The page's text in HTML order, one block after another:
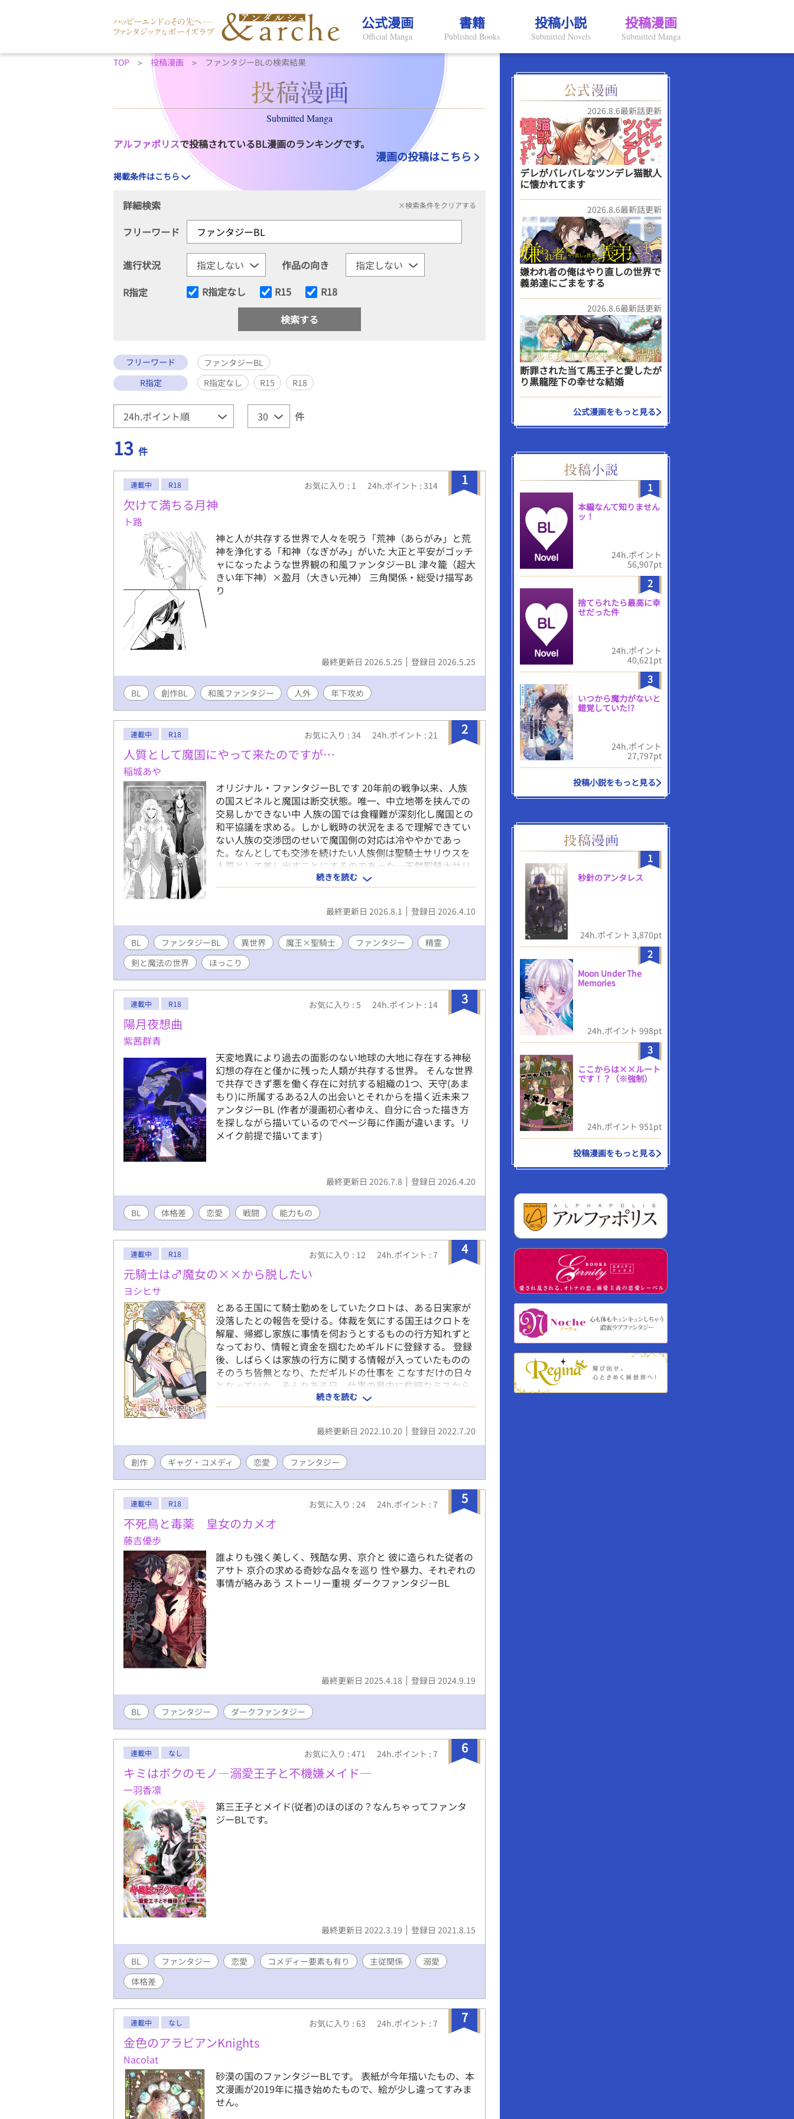
公式漫画
Official Manga
書籍
Published Books
投稿小説
Submitted Novels
投稿漫画
Submitted Manga
TOP 投稿漫画 ファンタジーBLの検索結果
Submitted Manga
アルファポリスで投稿されているBL漫画のランキングです。
漫画の投稿はこちら
掲載条件はこちら
詳細検索 ×検索条件をクリアする
フリーワード
進行状況
作品の向き
R指定
R指定なし R15 R18
フリーワード
ファンタジーBL
R指定
R指定なし R15 R18
件
13 件
1
連載中 R18 お気に入り : 1 24h.ポイント : 314
欠けて満ちる月神
ト路
神と人が共存する世界で人々を呪う「荒神（あらがみ」と荒
神を浄化する「和神（なぎがみ」がいた 大正と平安がゴッチ
ャになったような世界観の和風ファンタジーBL 津々籠（超大
きい年下神）×盈月（大きい元神） 三角関係・総受け描写あ
り
最終更新日 2026.5.25 登録日 2026.5.25
BL 創作BL 和風ファンタジー 人外 年下攻め
2
連載中 R18 お気に入り : 34 24h.ポイント : 21
人質として魔国にやって来たのですが…
稲城あや
オリジナル・ファンタジーBLです 20年前の戦争以来、人族
の国スピネルと魔国は断交状態。唯一、中立地帯を挟んでの
交易しかできない中 人族の国では食糧難が深刻化し魔国との
和平協議を求める。しかし戦時の状況をまるで理解できてい
ない人族の交渉団のせいで魔国側の対応は冷ややかであっ
た。なんとしても交渉を続けたい人族側は聖騎士サリウスを
人質として差し出すことにするのであった…天然聖騎士サリ
ウスと訳あり魔王アルバスの物語 魔王×聖騎士です
続きを読む
最終更新日 2026.8.1 登録日 2026.4.10
BL ファンタジーBL 異世界 魔王×聖騎士 ファンタジー
精霊
剣と魔法の世界
ほっこり
3
連載中 R18 お気に入り : 5 24h.ポイント : 14
陽月夜想曲
紫茜群青
天変地異により過去の面影のない地球の大地に存在する神秘
幻想の存在と僅かに残った人類が共存する世界。 そんな世界
で共存できず悪を働く存在に対抗する組織の1つ、天守(あま
もり)に所属するある2人の出会いとそれからを描く近未来フ
ァンタジーBL (作者が漫画初心者ゆえ、自分に合った描き方
を探しながら描いているのでページ毎に作画が違います。リ
メイク前提で描いてます)
最終更新日 2026.7.8 登録日 2026.4.20
BL 体格差 恋愛 戦闘 能力もの
4
連載中 R18 お気に入り : 12 24h.ポイント : 7
元騎士は♂魔女の××から脱したい
ヨシヒサ
とある王国にて騎士勤めをしていたクロトは、ある日実家が
没落したとの報告を受ける。体裁を気にする国王はクロトを
解雇、帰郷し家族に事情を伺おうとするものの行方知れずと
なっており、情報と資金を掴むためギルドに登録する。 登録
後、しばらくは家族の行方に関する情報が入っていたものの
そのうち皆無となり、ただギルドの仕事を こなすだけの日々
となっていた。そんなある日、仕事の最中に些細なミスから
重傷を負ってしまう。薄れゆく意識の中、偶然にも出会った
♂魔女により応急処置を施されるが、きちんとした治療につ
いては条件を付けられる。 詳しい内容を聞かず受け入れたク
ロトは、彼の治療法を知り驚愕する。そして突き付けられた
す。
続きを読む
最終更新日 2022.10.20 登録日 2022.7.20
創作 ギャグ・コメディ 恋愛 ファンタジー
5
連載中 R18 お気に入り : 24 24h.ポイント : 7
不死鳥と毒薬 皇女のカメオ
藤吉優歩
誰よりも強く美しく、残酷な男、京介と 彼に造られた従者の
アサト 京介の求める奇妙な品々を巡り 性や暴力、それぞれの
事情が絡みあう ストーリー重視 ダークファンタジーBL
最終更新日 2025.4.18 登録日 2024.9.19
BL ファンタジー ダークファンタジー
6
連載中 なし お気に入り : 471 24h.ポイント : 7
キミはボクのモノ―溺愛王子と不機嫌メイド―
一羽香凛
第三王子とメイド(従者)のほのぼの？なんちゃってファンタ
ジーBLです。
最終更新日 2022.3.19 登録日 2021.8.15
BL ファンタジー 恋愛 コメディー要素も有り 主従関係
溺愛
体格差
7
連載中 なし お気に入り : 63 24h.ポイント : 7
金色のアラビアンKnights
Nacolat
砂漠の国のファンタジーBLです。 表紙が今年描いたもの、本
文漫画が2019年に描き始めたもので、絵が少し違ってすみま
せん。
2026.8.6最新話更新
デレがバレバレなツンデレ猫獣人
に懐かれてます
2026.8.6最新話更新
嫌われ者の俺はやり直しの世界で
義弟達にごまをする
2026.8.6最新話更新
断罪された当て馬王子と愛したが
り黒龍陛下の幸せな結婚
公式漫画をもっと見る
1
本編なんて知りません
ッ！
24h.ポイント
56,907pt
2
捨てられたら最高に幸
せだった件
24h.ポイント
40,621pt
3
いつから魔力がないと
錯覚していた!?
24h.ポイント
27,797pt
投稿小説をもっと見る
1
秒針のアンタレス
24h.ポイント 3,870pt
2
Moon Under The
Memories
24h.ポイント 998pt
3
ここからは××ルート
です！？（※強制）
24h.ポイント 951pt
投稿漫画をもっと見る